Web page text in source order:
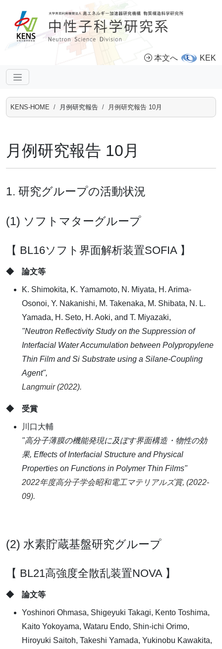
本文へ KEK
KENS-HOME 月例研究報告 月例研究報告 10月
月例研究報告 10月
1. 研究グループの活動状況
(1) ソフトマターグループ
【 BL16ソフト界面解析装置SOFIA 】
◆ 論文等
K. Shimokita, K. Yamamoto, N. Miyata, H. Arima-
Osonoi, Y. Nakanishi, M. Takenaka, M. Shibata, N. L.
Yamada, H. Seto, H. Aoki, and T. Miyazaki,
"Neutron Reflectivity Study on the Suppression of
Interfacial Water Accumulation between Polypropylene
Thin Film and Si Substrate using a Silane-Coupling
Agent",
Langmuir (2022).
◆ 受賞
川口大輔
"高分子薄膜の機能発現に及ぼす界面構造・物性の効
果, Effects of Interfacial Structure and Physical
Properties on Functions in Polymer Thin Films"
2022年度高分子学会昭和電工マテリアルズ賞, (2022-
09).
(2) 水素貯蔵基盤研究グループ
【 BL21高強度全散乱装置NOVA 】
◆ 論文等
Yoshinori Ohmasa, Shigeyuki Takagi, Kento Toshima,
Kaito Yokoyama, Wataru Endo, Shin-ichi Orimo,
Hiroyuki Saitoh, Takeshi Yamada, Yukinobu Kawakita,